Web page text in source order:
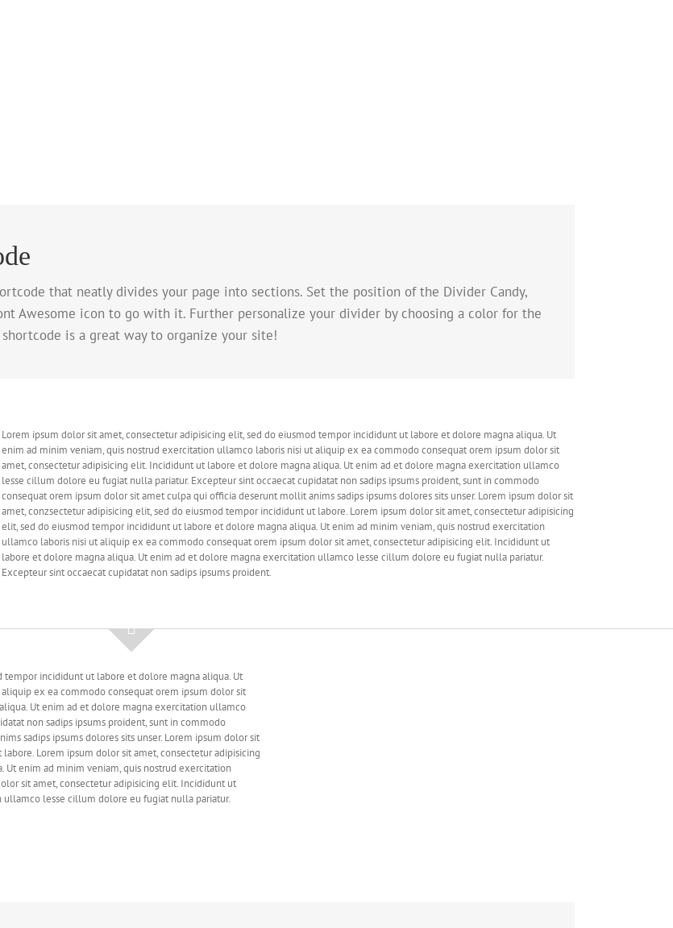
that neatly divides your page into sections. Set the position of the Divider Candy,
Awesome icon to go with it. Further personalize your divider by choosing a color for the
is a great way to organize your site!
Lorem ipsum dolor sit amet, consectetur adipisicing elit, sed do eiusmod tempor incididunt ut labore et dolore magna aliqua. Ut
enim ad minim veniam, quis nostrud exercitation ullamco laboris nisi ut aliquip ex ea commodo consequat orem ipsum dolor sit
amet, consectetur adipisicing elit. Incididunt ut labore et dolore magna aliqua. Ut enim ad et dolore magna exercitation ullamco
lesse cillum dolore eu fugiat nulla pariatur. Excepteur sint occaecat cupidatat non sadips ipsums proident, sunt in commodo
consequat orem ipsum dolor sit amet culpa qui officia deserunt mollit anims sadips ipsums dolores sits unser. Lorem ipsum dolor sit
amet, conzsectetur adipisicing elit, sed do eiusmod tempor incididunt ut labore. Lorem ipsum dolor sit amet, consectetur adipisicing
elit, sed do eiusmod tempor incididunt ut labore et dolore magna aliqua. Ut enim ad minim veniam, quis nostrud exercitation
ullamco laboris nisi ut aliquip ex ea commodo consequat orem ipsum dolor sit amet, consectetur adipisicing elit. Incididunt ut
labore et dolore magna aliqua. Ut enim ad et dolore magna exercitation ullamco lesse cillum dolore eu fugiat nulla pariatur.
Excepteur sint occaecat cupidatat non sadips ipsums proident.
incididunt ut labore et dolore magna aliqua. Ut
ex ea commodo consequat orem ipsum dolor sit
Ut enim ad et dolore magna exercitation ullamco
non sadips ipsums proident, sunt in commodo
sadips ipsums dolores sits unser. Lorem ipsum dolor sit
Lorem ipsum dolor sit amet, consectetur adipisicing
enim ad minim veniam, quis nostrud exercitation
sit amet, consectetur adipisicing elit. Incididunt ut
lesse cillum dolore eu fugiat nulla pariatur.